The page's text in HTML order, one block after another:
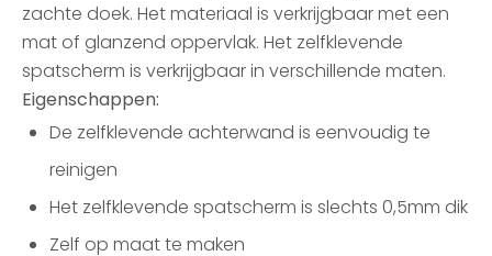
zachte doek. Het materiaal is verkrijgbaar met een
mat of glanzend oppervlak. Het zelfklevende
spatscherm is verkrijgbaar in verschillende maten.
Eigenschappen:
De zelfklevende achterwand is eenvoudig te
reinigen
Het zelfklevende spatscherm is slechts 0,5mm dik
Zelf op maat te maken